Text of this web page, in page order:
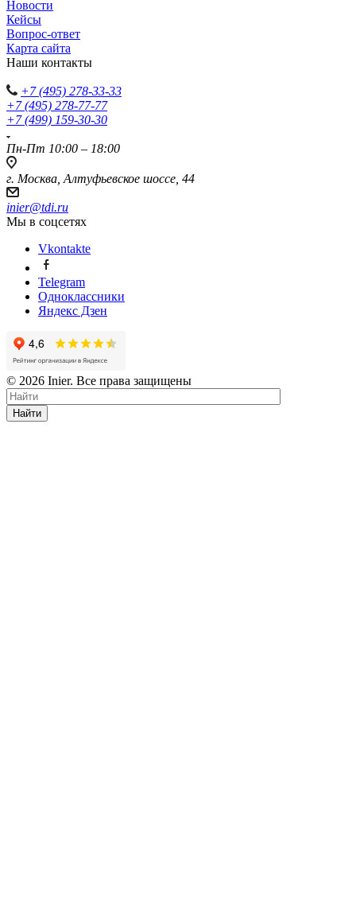
Новости
Кейсы
Вопрос-ответ
Карта сайта
Наши контакты
+7 (495) 278-33-33
+7 (495) 278-77-77
+7 (499) 159-30-30
Пн-Пт 10:00 – 18:00
г. Москва, Алтуфьевское шоссе, 44
inier@tdi.ru
Мы в соцсетях
Vkontakte
Telegram
Одноклассники
Яндекс Дзен
© 2026 Inier. Все права защищены
Найти